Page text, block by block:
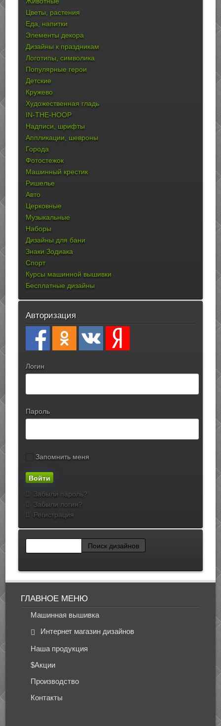
Цветы, растения
Еда, напитки
Элементы декора
Дизайны к праздникам
Логотипы, символика
Популярные герои
Детские
Кружево
Художественная гладь
IN-THE-HOOP
Надписи, шрифты
Аппликации, шевроны
Города
Фотостежок
Машинный крестик
Ришелье
Авто
Церковные
Музыкальные
Наборы
Дизайны для бани
Знаки Зодиака
Спорт
Курсы машинной вышивки
Бесплатные дизайны
Авторизация
Логин
Пароль
Запомнить меня
Забыли пароль?
Забыли логин?
Регистрация
ГЛАВНОЕ МЕНЮ
Машинная вышивка
Интернет магазин дизайнов
Наша продукция
$Акции
Производство
Контакты